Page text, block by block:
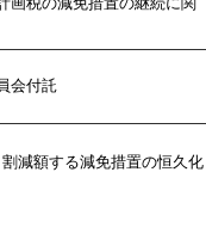
付託
減額する減免措置の恒久化